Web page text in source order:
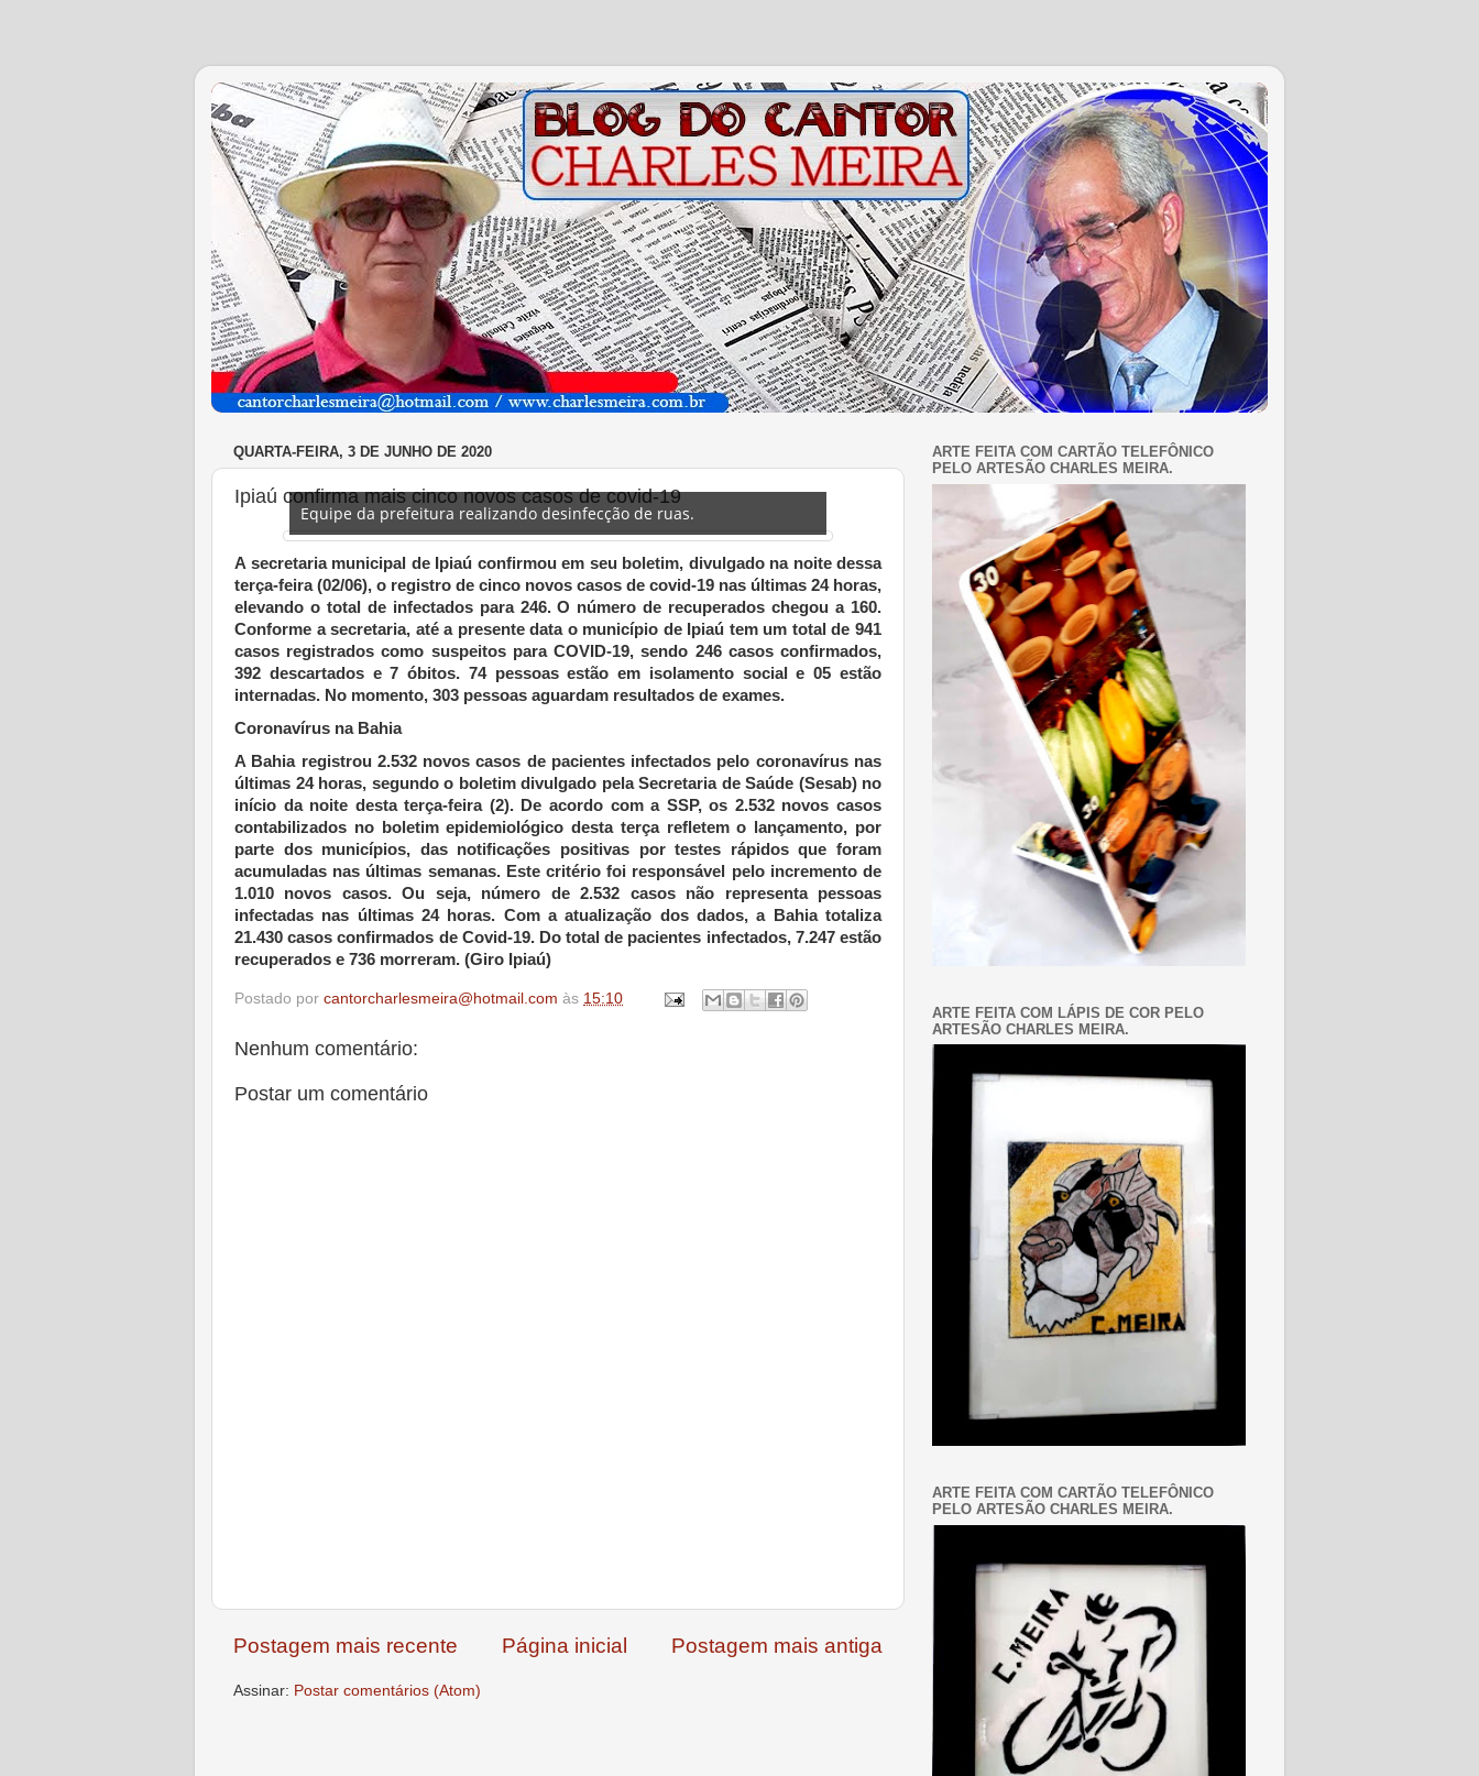
QUARTA-FEIRA, 3 DE JUNHO DE 2020
Ipiaú confirma mais cinco novos casos de covid-19
Equipe da prefeitura realizando desinfecção de ruas.
A secretaria municipal de Ipiaú confirmou em seu boletim, divulgado na noite dessa
terça-feira (02/06), o registro de cinco novos casos de covid-19 nas últimas 24 horas,
elevando o total de infectados para 246. O número de recuperados chegou a 160.
Conforme a secretaria, até a presente data o município de Ipiaú tem um total de 941
casos registrados como suspeitos para COVID-19, sendo 246 casos confirmados,
392 descartados e 7 óbitos. 74 pessoas estão em isolamento social e 05 estão
internadas. No momento, 303 pessoas aguardam resultados de exames.
Coronavírus na Bahia
A Bahia registrou 2.532 novos casos de pacientes infectados pelo coronavírus nas
últimas 24 horas, segundo o boletim divulgado pela Secretaria de Saúde (Sesab) no
início da noite desta terça-feira (2). De acordo com a SSP, os 2.532 novos casos
contabilizados no boletim epidemiológico desta terça refletem o lançamento, por
parte dos municípios, das notificações positivas por testes rápidos que foram
acumuladas nas últimas semanas. Este critério foi responsável pelo incremento de
1.010 novos casos. Ou seja, número de 2.532 casos não representa pessoas
infectadas nas últimas 24 horas. Com a atualização dos dados, a Bahia totaliza
21.430 casos confirmados de Covid-19. Do total de pacientes infectados, 7.247 estão
recuperados e 736 morreram. (Giro Ipiaú)
Postado por cantorcharlesmeira@hotmail.com às 15:10
Nenhum comentário:
Postar um comentário
Postagem mais recente Postagem mais antiga
Página inicial
Assinar: Postar comentários (Atom)
ARTE FEITA COM CARTÃO TELEFÔNICO
PELO ARTESÃO CHARLES MEIRA.
ARTE FEITA COM LÁPIS DE COR PELO
ARTESÃO CHARLES MEIRA.
ARTE FEITA COM CARTÃO TELEFÔNICO
PELO ARTESÃO CHARLES MEIRA.